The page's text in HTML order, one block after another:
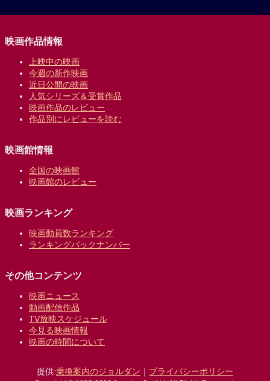
映画作品情報
上映中の映画
今週の新作映画
近日公開の映画
人気シリーズ＆受賞作品
映画作品のレビュー
作品別にレビューを読む
映画館情報
全国の映画館
映画館のレビュー
映画ランキング
映画動員数ランキング
ランキングバックナンバー
その他コンテンツ
映画ニュース
動画配信作品
TV放映スケジュール
今見る映画情報
映画の時間について
提供:乗換案内のジョルダン ｜ プライバシーポリシー